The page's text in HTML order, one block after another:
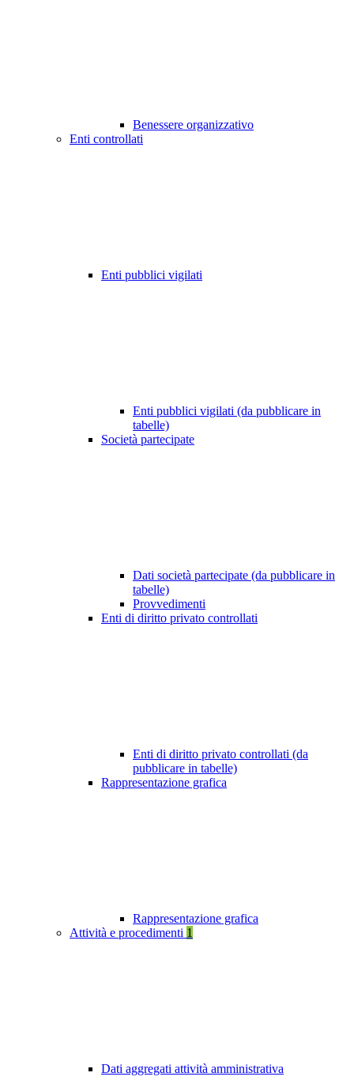
Benessere organizzativo
Enti controllati
Enti pubblici vigilati
Enti pubblici vigilati (da pubblicare in
tabelle)
Società partecipate
Dati società partecipate (da pubblicare in
tabelle)
Provvedimenti
Enti di diritto privato controllati
Enti di diritto privato controllati (da
pubblicare in tabelle)
Rappresentazione grafica
Rappresentazione grafica
Attività e procedimenti 1
Dati aggregati attività amministrativa